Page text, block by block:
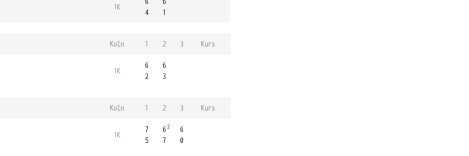
1K
4
1
Kolo 1 2 3 Kurs
1K
6
2
6
3
Kolo 1 2 3 Kurs
1K
7
5
62
7
6
0